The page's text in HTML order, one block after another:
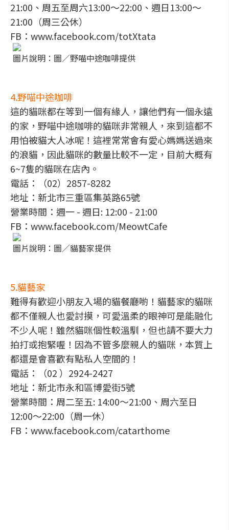
21:00、周五至周六13:00～22:00、週日13:00～
21:00（周三公休）
FB：www.facebook.com/totXtata
圖片說明：圖／野喵中途咖啡提供
4.野喵中途咖啡
這的貓咪都在等到一個有緣人，讓他們有一個永遠
的家，野喵中途咖啡的貓咪非常親人，來到這都不
用怕被貓大人冰呢！這裡常常會有愛心媽媽送過來
的浪貓，因此貓咪的數量比較不一定，目前大概有
6~7隻的貓咪在店內。
電話：（02）2857-8282
地址：新北市三重區集英路65號
營業時間：週一 - 週日: 12:00 - 21:00
FB：www.facebook.com/MeowtCafe
圖片說明：圖／貓藝家提供
5.貓藝家
難得有歡迎小朋友入場的貓餐廳喲！貓藝家的貓咪
都不僅親人也愛討摸，可愛溫柔的眼神可是能融化
不少人呢！雖然貓咪個性較溫馴，但也請不要大力
拍打或抱緊喔！因為不管多麼親人的貓咪，本質上
都還是會喜歡有點私人空間的！
電話：（02 ）2924-2427
地址：新北市永和區博愛街5號
營業時間：周二至五: 14:00～21:00、周六至日
12:00～22:00（周一休）
FB：www.facebook.com/catarthome